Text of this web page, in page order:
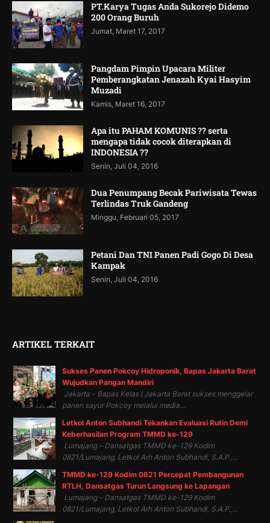
PT.Karya Tugas Anda Sukorejo Didemo
200 Orang Buruh
Jumat, Maret 17, 2017
Pangdam Pimpin Upacara Militer
Pemberangkatan Jenazah Kyai Hasyim
Muzadi
Kamis, Maret 16, 2017
Apa itu PAHAM KOMUNIS ?? serta
mengapa tidak cocok diterapkan di
INDONESIA ??
Senin, Juli 04, 2016
Dua Penumpang Becak Pariwisata Tewas
Terlindas Truk Gandeng
Minggu, Februari 05, 2017
Petani Dan TNI Panen Padi Gogo Di Desa
Kampak
Senin, Juli 04, 2016
ARTIKEL TERKAIT
Sukses Panen Pokcoy Hidroponik, Bapas Jakarta Barat
Wujudkan Pangan Mandiri
Jakarta - Bapas Kelas I Jakarta Barat sukses menggelar
panen sayur Pokcoy melalui media...
Letkol Anton Subhandi Tekankan Evaluasi Rutin Demi
Keberhasilan Program TMMD ke-129
Lumajang – Dansatgas TMMD ke-129 Kodim
0821/Lumajang, Letkol Arh Anton Subhandi, S.A.P.,...
TMMD ke-129 Kodim 0821 Percepat Pembangunan
RTLH, Dansatgas Turun Langsung ke Lapangan
Lumajang – Dansatgas TMMD ke-129 Kodim
0821/Lumajang, Letkol Arh Anton Subhandi, S.A.P.,...